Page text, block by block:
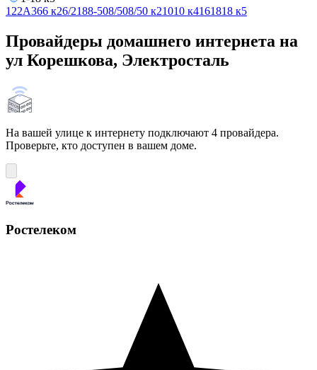
1 22А366 к26/2188-508/508/50 к21010 к4161818 к5
Провайдеры домашнего интернета на
ул Корешкова, Электросталь
На вашей улице к интернету подключают 4 провайдера.
Проверьте, кто доступен в вашем доме.
Ростелеком